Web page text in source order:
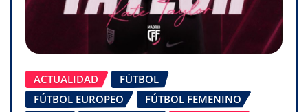
ACTUALIDAD
FÚTBOL
FÚTBOL EUROPEO
FÚTBOL FEMENINO